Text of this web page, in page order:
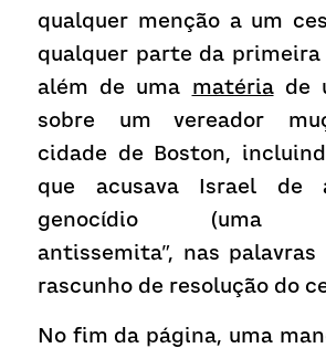
qualquer menção a um
qualquer parte da primeira
além de uma matéria de
sobre um vereador
cidade de Boston,
que acusava Israel de
genocídio (uma
antissemita”, nas palavras
rascunho de resolução do
No fim da página, uma